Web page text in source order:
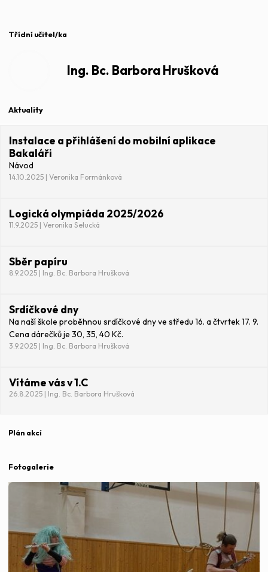
Třídní učitel/ka
Ing. Bc. Barbora Hrušková
Aktuality
Instalace a přihlášení do mobilní aplikace
Bakaláři
Návod
14.10.2025 | Veronika Formánková
Logická olympiáda 2025/2026
11.9.2025 | Veronika Selucká
Sběr papíru
8.9.2025 | Ing. Bc. Barbora Hrušková
Srdíčkové dny
Na naší škole proběhnou srdíčkové dny ve středu 16. a čtvrtek 17. 9.
Cena dárečků je 30, 35, 40 Kč.
3.9.2025 | Ing. Bc. Barbora Hrušková
Vítáme vás v 1.C
26.8.2025 | Ing. Bc. Barbora Hrušková
Plán akcí
Fotogalerie